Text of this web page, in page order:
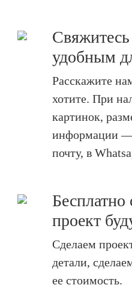
удобным
Расскажите
хотите. При
картинок,
информации —
почту, в
Бесплатно
проект
Сделаем
детали,
ее стоимость.